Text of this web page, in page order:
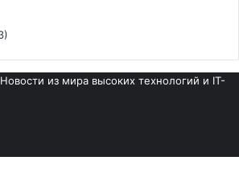
из мира высоких технологий и IT-